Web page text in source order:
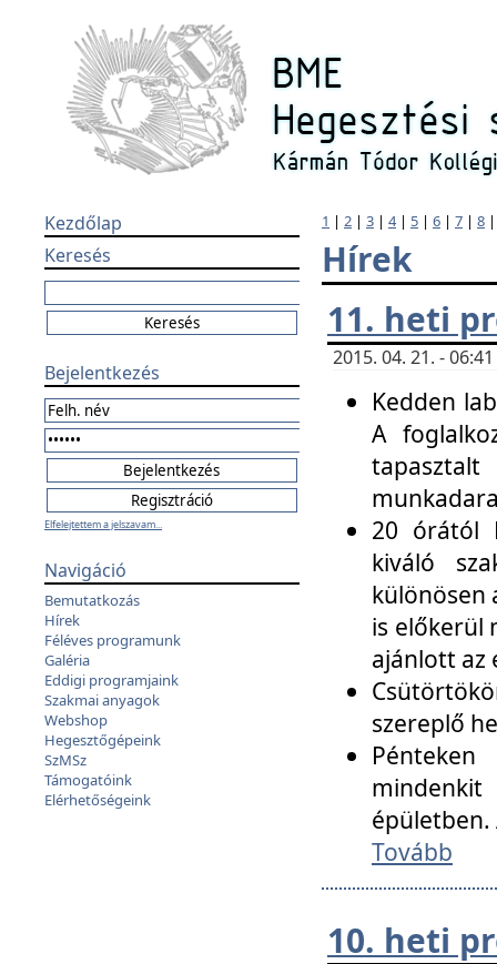
Kezdőlap
Keresés
Bejelentkezés
Elfelejtettem a jelszavam...
Navigáció
Bemutatkozás
Hírek
Féléves programunk
Galéria
Eddigi programjaink
Szakmai anyagok
Webshop
Hegesztőgépeink
SzMSz
Támogatóink
Elérhetőségeink
1 | 2 | 3 | 4| 5 | 6 | 7 | 8
Hírek
11. heti
2015. 04. 21. -
Kedden
A
20 órától
kiváló
különösen
is előkerül
ajánlott az
szereplő
épületben.
Tovább
10. heti